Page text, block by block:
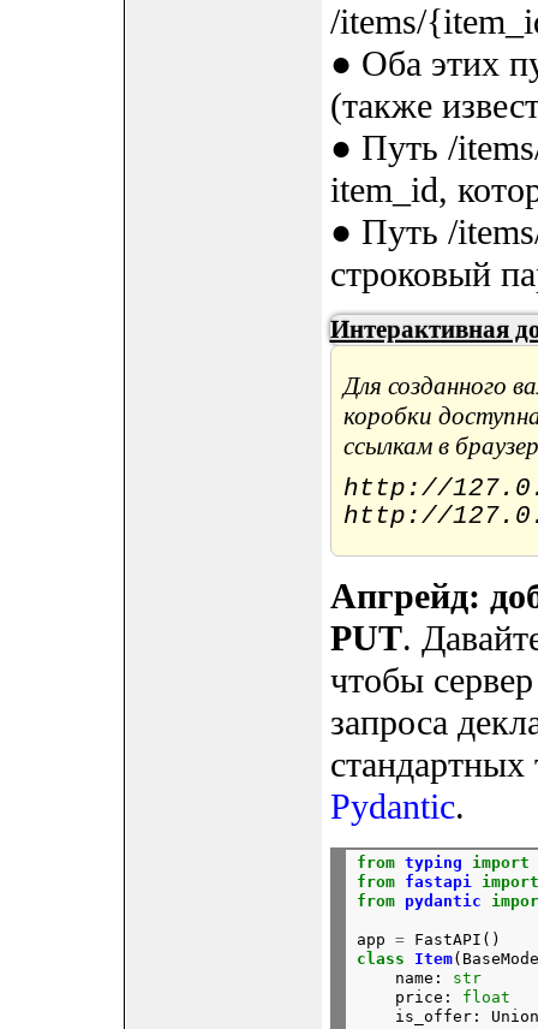
/items/
● Оба этих
(также
● Путь /
item_id,
● Путь /
строковый
Интерактивная
Для созданного
коробки
ссылкам в
http://
http://
Апгрейд:
PUT.
чтобы
запроса
стандартных
Pydantic.
from typing import
from
fastapi
import
from
pydantic
app = FastAPI()
class
Item
    name:
str
    price:
float
is_offer: